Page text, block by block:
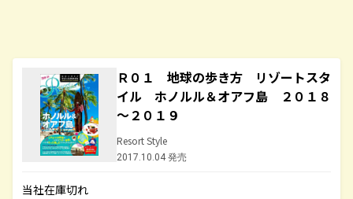
Ｒ０１ 地球の歩き方 リゾートスタ
イル ホノルル＆オアフ島 ２０１８
～２０１９
Resort Style
2017.10.04 発売
当社在庫切れ